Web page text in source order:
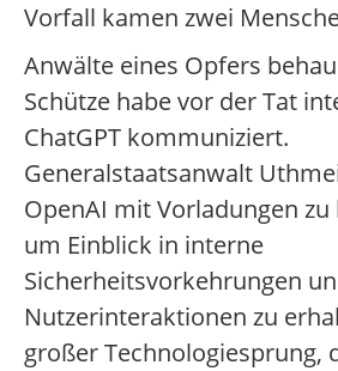
Vorfall kamen zwei
Anwälte eines Opfers
Schütze habe vor der Tat
ChatGPT kommuniziert.
Generalstaatsanwalt
OpenAI mit Vorladungen
um Einblick in interne
Sicherheitsvorkehrungen
Nutzerinteraktionen zu
großer Technologiesprung,